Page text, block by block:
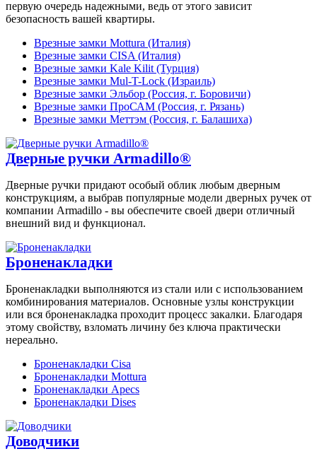
первую очередь надежными, ведь от этого зависит
безопасность вашей квартиры.
Врезные замки Mottura (Италия)
Врезные замки CISA (Италия)
Врезные замки Kale Kilit (Турция)
Врезные замки Mul-T-Lock (Израиль)
Врезные замки Эльбор (Россия, г. Боровичи)
Врезные замки ПроСАМ (Россия, г. Рязань)
Врезные замки Меттэм (Россия, г. Балашиха)
Дверные ручки Armadillo®
Дверные ручки придают особый облик любым дверным
конструкциям, а выбрав популярные модели дверных ручек от
компании Armadillo - вы обеспечите своей двери отличный
внешний вид и функционал.
Броненакладки
Броненакладки выполняются из стали или с использованием
комбинирования материалов. Основные узлы конструкции
или вся броненакладка проходит процесс закалки. Благодаря
этому свойству, взломать личину без ключа практически
нереально.
Броненакладки Cisa
Броненакладки Mottura
Броненакладки Apecs
Броненакладки Dises
Доводчики